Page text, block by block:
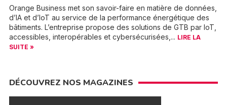
Orange Business met son savoir-faire en matière de données,
d’IA et d’IoT au service de la performance énergétique des
bâtiments. L’entreprise propose des solutions de GTB par IoT,
accessibles, interopérables et cybersécurisées,... LIRE LA
SUITE »
DÉCOUVREZ NOS MAGAZINES